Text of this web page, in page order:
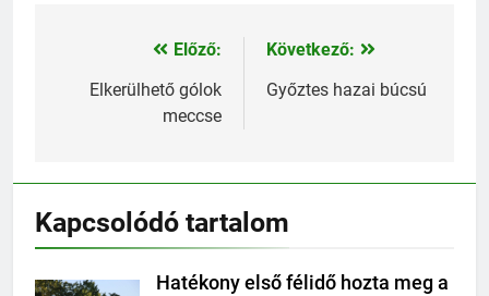
Bejegyzés
navigáció
Előző:
Elkerülhető gólok
meccse
Következő:
Győztes hazai búcsú
Kapcsolódó tartalom
Hatékony első félidő hozta meg a